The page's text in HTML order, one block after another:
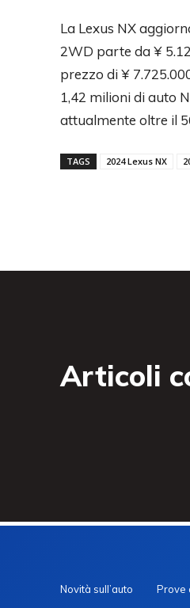
La Lexus NX
2WD parte da ¥
prezzo di ¥
1,42 milioni di auto
attualmente oltre il
TAGS 2024 Lexus NX
Articoli
Novità sull’auto Prove